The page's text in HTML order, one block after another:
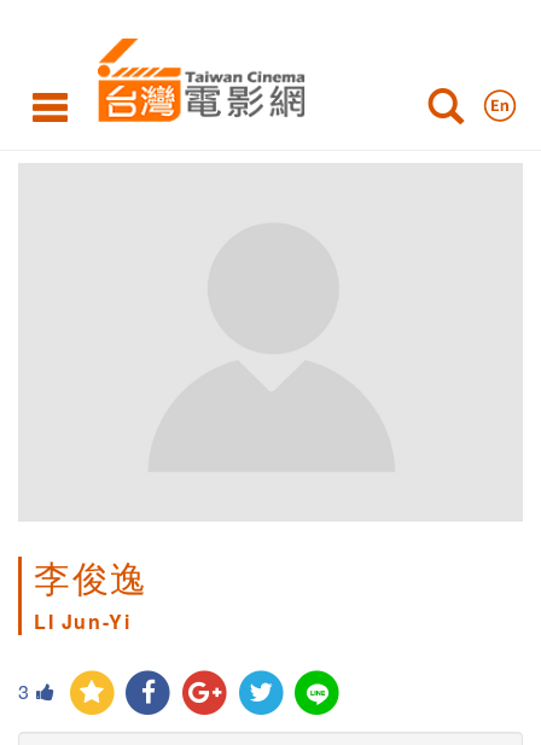
李俊逸
LI Jun-Yi
3